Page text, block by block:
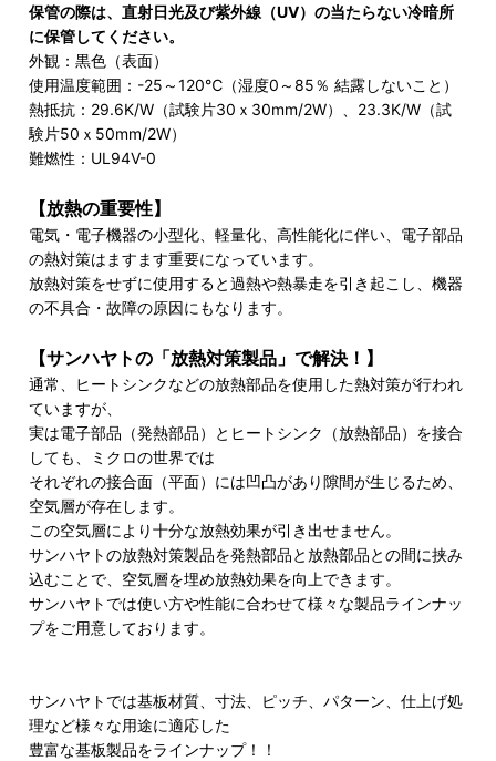
保管の際は、直射日光及び紫外線（UV）の当たらない冷暗所
に保管してください。
外観：黒色（表面）
使用温度範囲：-25～120℃（湿度0～85％ 結露しないこと）
熱抵抗：29.6K/W（試験片30ｘ30mm/2W）、23.3K/W（試
験片50ｘ50mm/2W）
難燃性：UL94V-0
【放熱の重要性】
電気・電子機器の小型化、軽量化、高性能化に伴い、電子部品
の熱対策はますます重要になっています。
放熱対策をせずに使用すると過熱や熱暴走を引き起こし、機器
の不具合・故障の原因にもなります。
【サンハヤトの「放熱対策製品」で解決！】
通常、ヒートシンクなどの放熱部品を使用した熱対策が行われ
ていますが、
実は電子部品（発熱部品）とヒートシンク（放熱部品）を接合
しても、ミクロの世界では
それぞれの接合面（平面）には凹凸があり隙間が生じるため、
空気層が存在します。
この空気層により十分な放熱効果が引き出せません。
サンハヤトの放熱対策製品を発熱部品と放熱部品との間に挟み
込むことで、空気層を埋め放熱効果を向上できます。
サンハヤトでは使い方や性能に合わせて様々な製品ラインナッ
プをご用意しております。
サンハヤトでは基板材質、寸法、ピッチ、パターン、仕上げ処
理など様々な用途に適応した
豊富な基板製品をラインナップ！！